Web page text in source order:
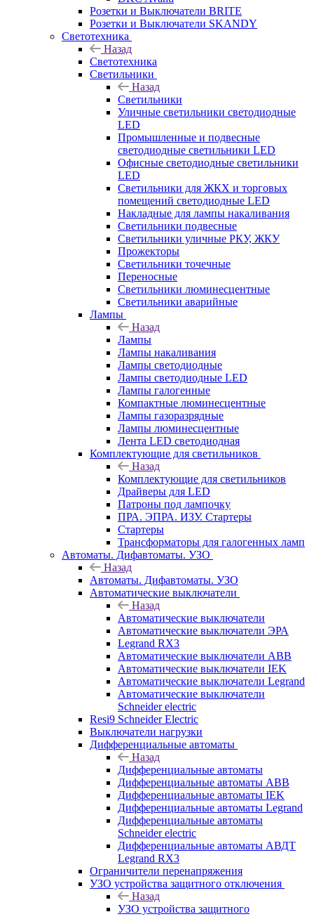
Розетки и Выключатели BRITE
Розетки и Выключатели SKANDY
Светотехника
Назад
Светотехника
Светильники
Назад
Светильники
Уличные светильники светодиодные
LED
Промышленные и подвесные
светодиодные светильники LED
Офисные светодиодные светильники
LED
Светильники для ЖКХ и торговых
помещений светодиодные LED
Накладные для лампы накаливания
Светильники подвесные
Светильники уличные РКУ, ЖКУ
Прожекторы
Cветильники точечные
Переносные
Светильники люминесцентные
Светильники аварийные
Лампы
Назад
Лампы
Лампы накаливания
Лампы светодиодные
Лампы светодиодные LED
Лампы галогенные
Компактные люминесцентные
Лампы газоразрядные
Лампы люминесцентные
Лента LED светодиодная
Комплектующие для светильников
Назад
Комплектующие для светильников
Драйверы для LED
Патроны под лампочку
ПРА. ЭПРА. ИЗУ. Стартеры
Стартеры
Трансформаторы для галогенных ламп
Автоматы. Дифавтоматы. УЗО
Назад
Автоматы. Дифавтоматы. УЗО
Автоматические выключатели
Назад
Автоматические выключатели
Автоматические выключатели ЭРА
Legrand RX3
Автоматические выключатели ABB
Автоматические выключатели IEK
Автоматические выключатели Legrand
Автоматические выключатели
Schneider electric
Resi9 Schneider Electric
Выключатели нагрузки
Дифференциальные автоматы
Назад
Дифференциальные автоматы
Дифференциальные автоматы ABB
Дифференциальные автоматы IEK
Дифференциальные автоматы Legrand
Дифференциальные автоматы
Schneider electric
Дифференциальные автоматы АВДТ
Legrand RX3
Ограничители перенапряжения
УЗО устройства защитного отключения
Назад
УЗО устройства защитного